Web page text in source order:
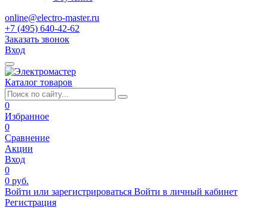
online@electro-master.ru
+7 (495) 640-42-62
Заказать звонок
Вход
Каталог товаров
0
Избранное
0
Сравнение
Акции
Вход
0
0 руб.
Войти или зарегистрироваться Войти в личный кабинет
Регистрация